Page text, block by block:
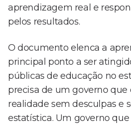
aprendizagem real e
pelos resultados.
O documento elenca a
principal ponto a ser
públicas de educação no
precisa de um governo que
realidade sem desculpas e
estatística. Um governo